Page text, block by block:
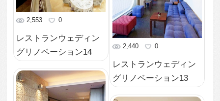
グリノベーション06
0
レストランウェディン
グリノベーション05